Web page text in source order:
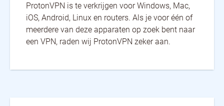
ProtonVPN is te verkrijgen voor Windows, Mac,
iOS, Android, Linux en routers. Als je voor één of
meerdere van deze apparaten op zoek bent naar
een VPN, raden wij ProtonVPN zeker aan.